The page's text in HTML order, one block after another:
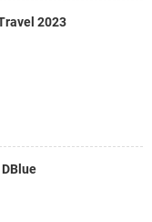
2023